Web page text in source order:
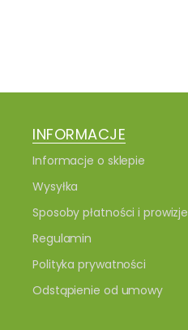
INFORMACJE
Informacje o sklepie
Wysyłka
Sposoby płatności i prowizje
Regulamin
Polityka prywatności
Odstąpienie od umowy